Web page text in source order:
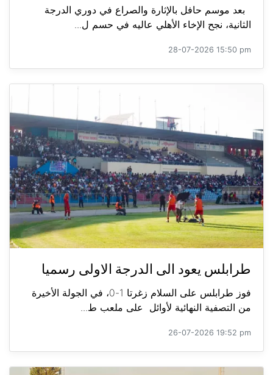
بعد موسم حافل بالإثارة والصراع في دوري الدرجة
الثانية، نجح الإخاء الأهلي عاليه في حسم ل...
28-07-2026 15:50 pm
طرابلس يعود الى الدرجة الاولى رسميا
فوز طرابلس على السلام زغرتا 1-0، في الجولة الأخيرة
من التصفية النهائية لأوائل على ملعب ط...
26-07-2026 19:52 pm